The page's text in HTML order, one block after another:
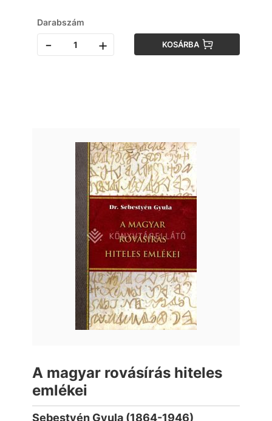
Darabszám
- + KOSÁRBA
A magyar rovásírás hiteles
emlékei
Sebestyén Gyula (1864-1946)